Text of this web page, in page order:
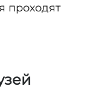
проходят